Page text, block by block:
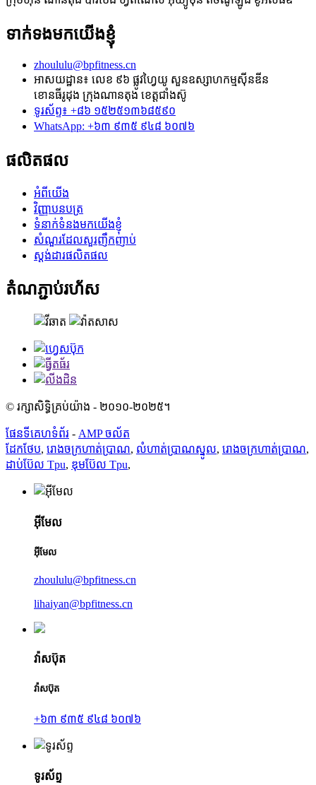
ទាក់ទងមកយើងខ្ញុំ
zhoululu@bpfitness.cn
អាសយដ្ឋាន៖ លេខ ៩៦ ផ្លូវហ្វៃយូ សួនឧស្សាហកម្មស៊ីនឌីន
ខោនធីរូដុង ក្រុងណានតុង ខេត្តជាំងស៊ូ
ទូរស័ព្ទ៖ +៨៦ ១៥២៥១៣៦៨៥៩០
WhatsApp: +៦៣ ៩៣៥ ៩៤៨ ៦០៧៦
ផលិតផល
អំពីយើង
វិញ្ញាបនបត្រ
ទំនាក់ទំនងមកយើងខ្ញុំ
សំណួរដែលសួរញឹកញាប់
ស្តង់ដារផលិតផល
តំណភ្ជាប់រហ័ស
© រក្សាសិទ្ធិគ្រប់យ៉ាង - ២០១០-២០២៥។
ផែនទីគេហទំព័រ - AMP ចល័ត
ដែកថែប, រោងចក្រហាត់ប្រាណ, លំហាត់ប្រាណស្នូល, រោងចក្រហាត់ប្រាណ,
ដាប់ប៊ែល Tpu, ឌុមប៊ែល Tpu,
អ៊ីមែល
អ៊ីមែល
zhoululu@bpfitness.cn
lihaiyan@bpfitness.cn
វ៉ាសប៊ុត
វ៉ាសប៊ុត
+៦៣ ៩៣៥ ៩៤៨ ៦០៧៦
ទូរស័ព្ទ